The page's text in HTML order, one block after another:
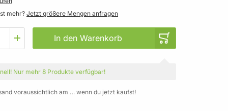
mehr? Jetzt größere Mengen anfragen
In den Warenkorb
Nur mehr 8 Produkte verfügbar!
voraussichtlich am … wenn du jetzt kaufst!